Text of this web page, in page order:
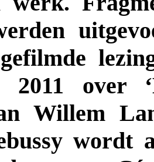
2011 over
Willem
wordt